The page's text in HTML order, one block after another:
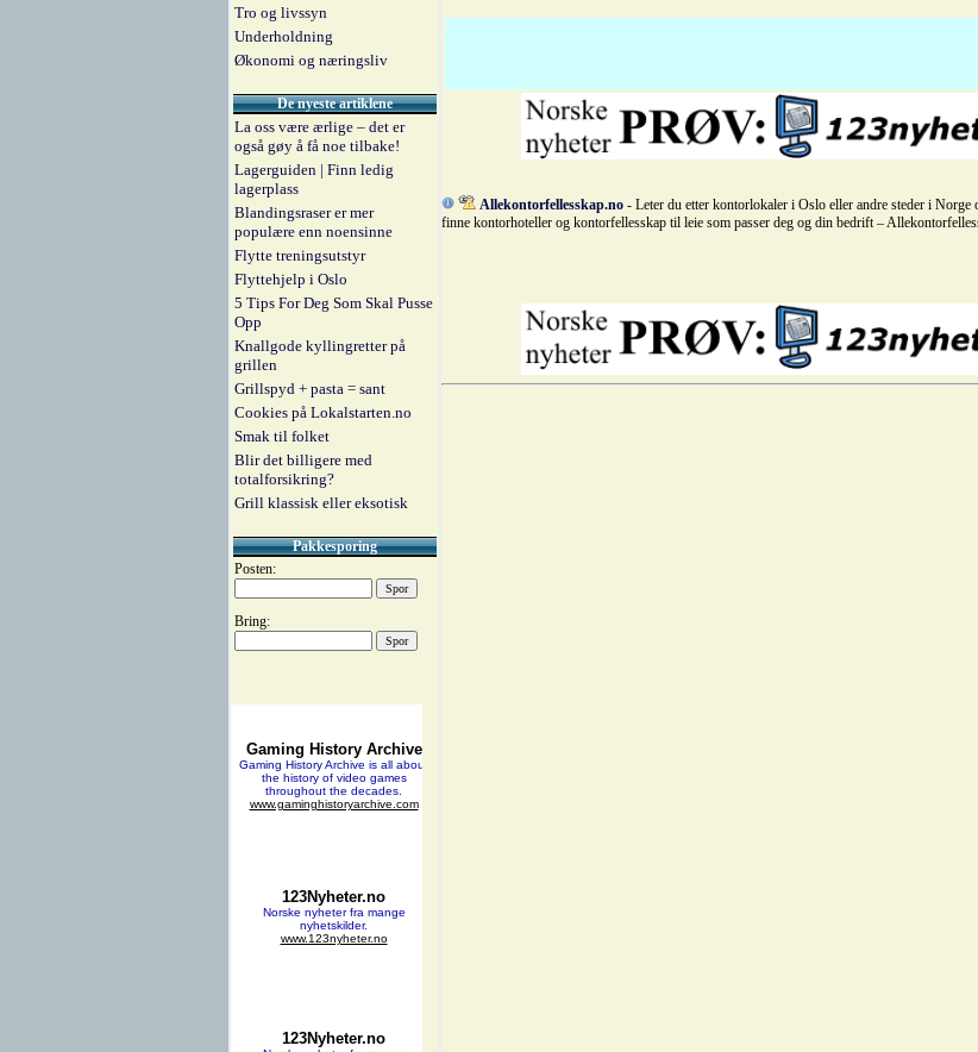
Tro og livssyn
Underholdning
Økonomi og næringsliv
De nyeste artiklene
La oss være ærlige – det er
også gøy å få noe tilbake!
Lagerguiden | Finn ledig
lagerplass
Blandingsraser er mer
populære enn noensinne
Flytte treningsutstyr
Flyttehjelp i Oslo
5 Tips For Deg Som Skal Pusse
Opp
Knallgode kyllingretter på
grillen
Grillspyd + pasta = sant
Cookies på Lokalstarten.no
Smak til folket
Blir det billigere med
totalforsikring?
Grill klassisk eller eksotisk
Pakkesporing
Posten:
Bring:
Allekontorfellesskap.no - Leter du etter kontorlokaler i Oslo eller andre steder i Norge
finne kontorhoteller og kontorfellesskap til leie som passer deg og din bedrift –